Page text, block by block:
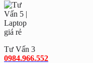
Tư Vấn 3
0984.966.552